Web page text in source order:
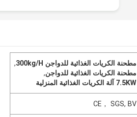
مطحنة الكريات الغذائية للدواجن 300kg/H
,
مطحنة الكريات الغذائية للدواجن,
7.5KW آلة الكريات الغذائية المنزلية
CE， SGS, BV